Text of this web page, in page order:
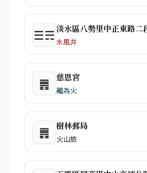
☰☴淡水區八勢里中正東路二
水風井
䷠ 慈恩宮
離為火
䷠ 樹林郵局
火山旅